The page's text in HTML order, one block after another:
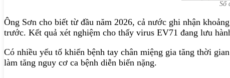
Số
Ông Sơn cho biết từ đầu năm 2026, cả nước ghi nhận
trước. Kết quả xét nghiệm cho thấy virus EV71 đang lưu
Có nhiều yếu tố khiến bệnh tay chân miệng gia tăng thời
làm tăng nguy cơ ca bệnh diễn biến nặng.